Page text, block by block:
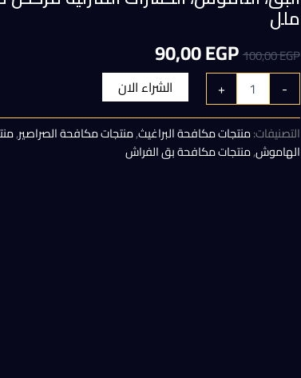
ملل
100,00EGP
السعر
الأصلي
هو:
100,00 EGP.
90,00EGP
السعر
الحالي
هو:
90,00 EGP.
-
+ الشراء الان
التصنيفات:منتجات مكافحة البراغيث,منتجات مكافحة الصراصير,
الهاموش,منتجات مكافحة بق الفراش